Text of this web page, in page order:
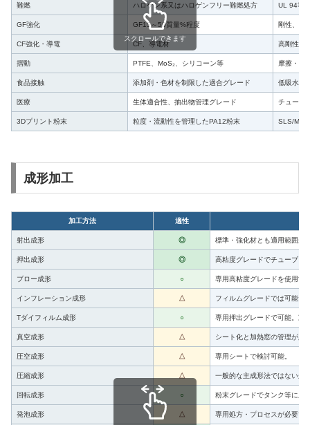
難燃 ハロゲン系又はハロゲンフリー難燃処方 UL 94等
GF強化 GF15～50質量%程度 剛性、強
CF強化・導電 CF、導電材 高剛性、
摺動 PTFE、MoS₂、シリコーン等 摩擦・摩
食品接触 添加剤・色材を制限した適合グレード 低吸水、
医療 生体適合性、抽出物管理グレード チューブ
3Dプリント粉末 粒度・流動性を管理したPA12粉末 SLS/MJF
スクロールできます
成形加工
加工方法 適性
射出成形 ◎ 標準・強化材とも適用範囲が
押出成形 ◎ 高粘度グレードでチューブ、
ブロー成形 ○ 専用高粘度グレードを使用す
インフレーション成形 △ フィルムグレードでは可能だ
Tダイフィルム成形 ○ 専用押出グレードで可能。冷
真空成形 △ シート化と加熱窓の管理が必
圧空成形 △ 専用シートで検討可能。
圧縮成形 △ 一般的な主成形法ではないが
回転成形 ○ 粉末グレードでタンク等に用
発泡成形 △
専用処方・プロセスが必要で